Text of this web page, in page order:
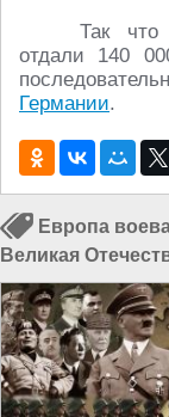
Так
отдали 140
Германии.
Европа
Великая
Фашизм в